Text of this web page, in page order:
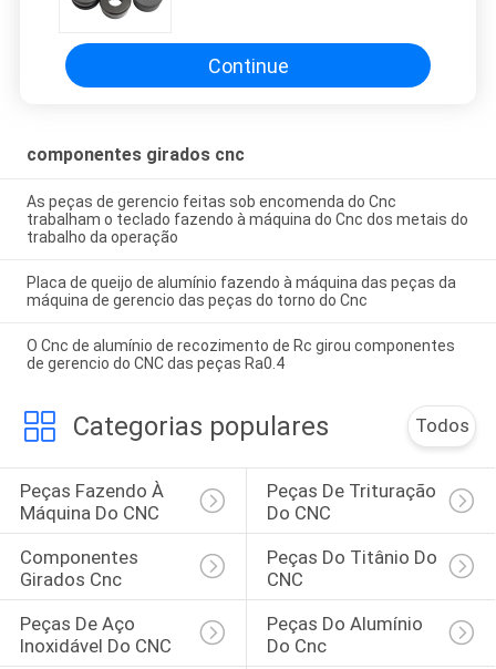
Continue
componentes girados cnc
As peças de gerencio feitas sob encomenda do Cnc
trabalham o teclado fazendo à máquina do Cnc dos metais do
trabalho da operação
Placa de queijo de alumínio fazendo à máquina das peças da
máquina de gerencio das peças do torno do Cnc
O Cnc de alumínio de recozimento de Rc girou componentes
de gerencio do CNC das peças Ra0.4
Categorias populares Todos
Peças Fazendo À
Máquina Do CNC
Peças De Trituração
Do CNC
Componentes
Girados Cnc
Peças Do Titânio Do
CNC
Peças De Aço
Inoxidável Do CNC
Peças Do Alumínio
Do Cnc